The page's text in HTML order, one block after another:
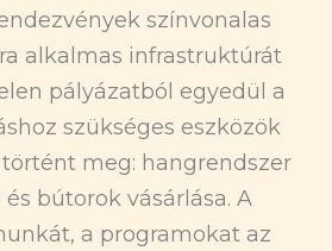
színvonalas
alkalmas infrastruktúrát
pályázatból egyedül a
szükséges eszközök
meg: hangrendszer
bútorok vásárlása. A
a programokat az